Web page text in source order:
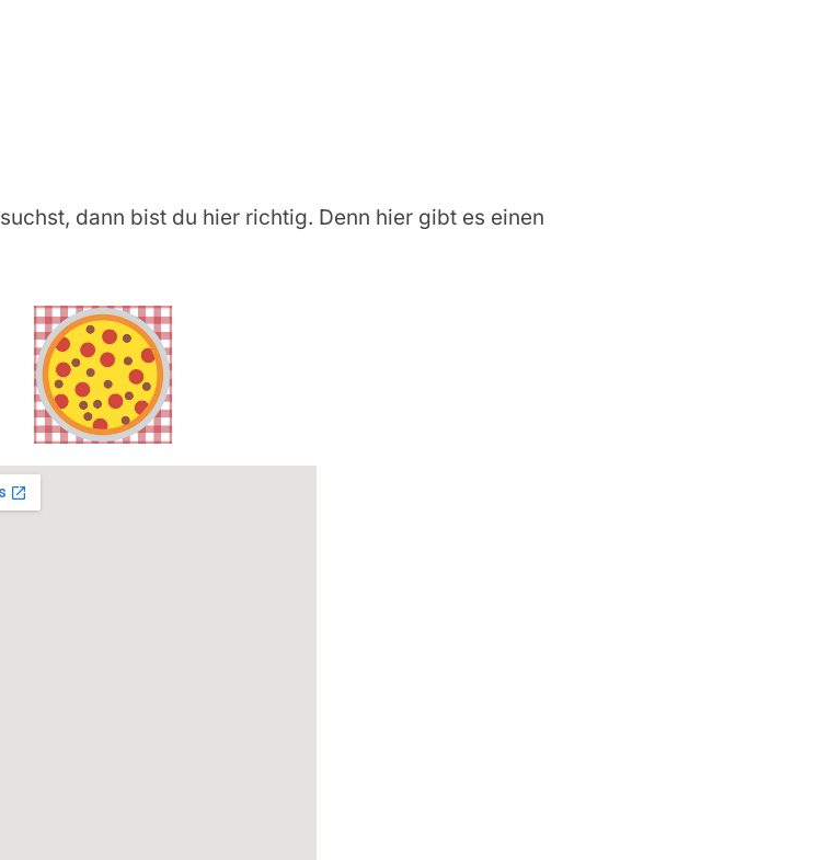
suchst, dann bist du hier richtig. Denn hier gibt es einen